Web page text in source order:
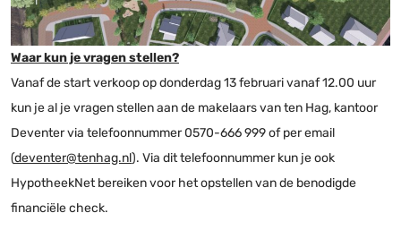
Waar kun je vragen stellen?
Vanaf de start verkoop op donderdag 13 februari vanaf 12.00 uur
kun je al je vragen stellen aan de makelaars van ten Hag, kantoor
Deventer via telefoonnummer 0570-666 999 of per email
(deventer@tenhag.nl). Via dit telefoonnummer kun je ook
HypotheekNet bereiken voor het opstellen van de benodigde
financiële check.